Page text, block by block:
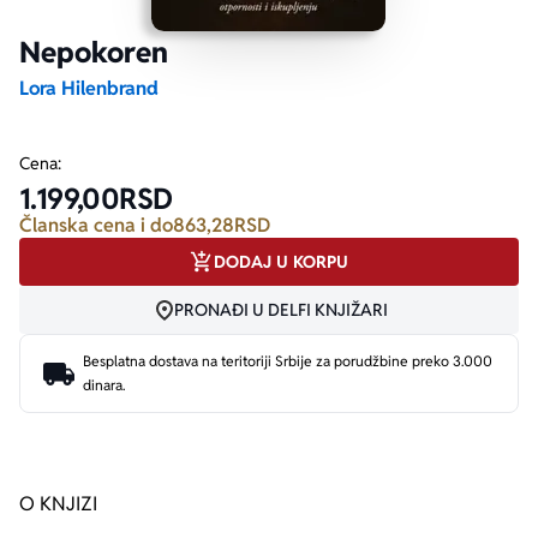
Nepokoren
Lora Hilenbrand
O KNJIZI
Cena:
1.199,00RSD
Članska cena i do863,28RSD
DODAJ U KORPU
PRONAĐI U DELFI KNJIŽARI
Besplatna dostava na teritoriji Srbije za porudžbine preko 3.000
dinara.
Ekranizovane knjige
E-knjige
Poezija
Biografija
Bojan Ljubenović
Milica Jakovljević Mir-Jam
Peter Handke
Elif Šafak